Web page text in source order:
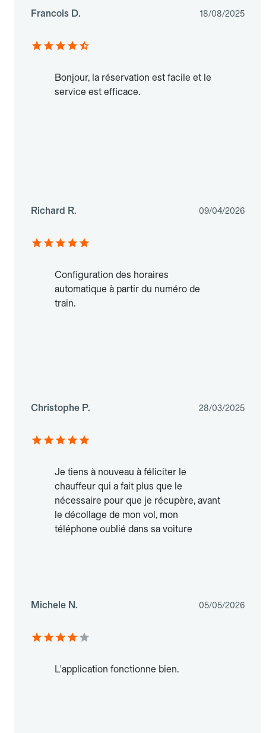
Francois D. 18/08/2025
Bonjour, la réservation est facile et le
service est efficace.
Richard R. 09/04/2026
Configuration des horaires
automatique à partir du numéro de
train.
Christophe P. 28/03/2025
Je tiens à nouveau à féliciter le
chauffeur qui a fait plus que le
nécessaire pour que je récupère, avant
le décollage de mon vol, mon
téléphone oublié dans sa voiture
Michele N. 05/05/2026
L'application fonctionne bien.